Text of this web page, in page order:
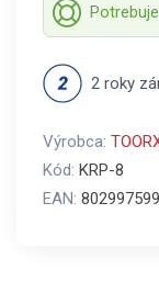
2 roky
Výrobca:
Kód: KRP-8
EAN: